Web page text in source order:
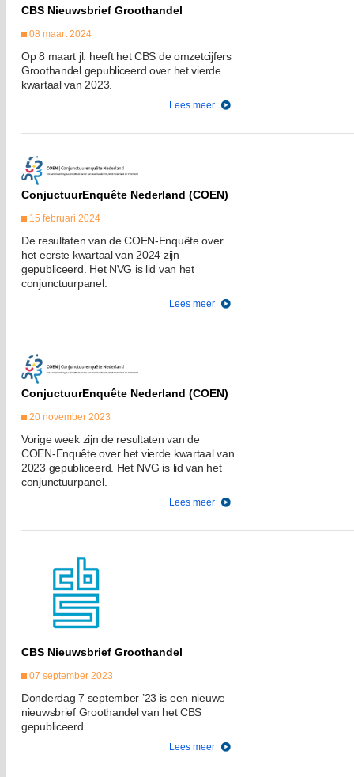
CBS Nieuwsbrief Groothandel
08 maart 2024
Op 8 maart jl. heeft het CBS de omzetcijfers
Groothandel gepubliceerd over het vierde
kwartaal van 2023.
Lees meer
ConjuctuurEnquête Nederland (COEN)
15 februari 2024
De resultaten van de COEN-Enquête over
het eerste kwartaal van 2024 zijn
gepubliceerd. Het NVG is lid van het
conjunctuurpanel.
Lees meer
ConjuctuurEnquête Nederland (COEN)
20 november 2023
Vorige week zijn de resultaten van de
COEN-Enquête over het vierde kwartaal van
2023 gepubliceerd. Het NVG is lid van het
conjunctuurpanel.
Lees meer
CBS Nieuwsbrief Groothandel
07 september 2023
Donderdag 7 september ’23 is een nieuwe
nieuwsbrief Groothandel van het CBS
gepubliceerd.
Lees meer